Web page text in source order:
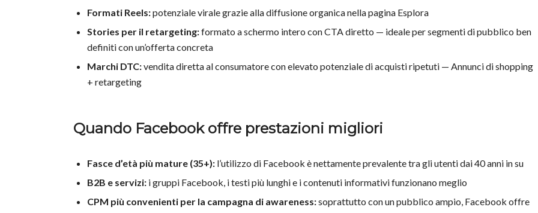
Formati Reels:potenziale virale grazie alla diffusione organica nella pagina Esplora
Stories per il retargeting:formato a schermo intero con CTA diretto — ideale per segmenti di pubblico ben
definiti con un’offerta concreta
Marchi DTC:vendita diretta al consumatore con elevato potenziale di acquisti ripetuti — Annunci di shopping
+ retargeting
Quando Facebook offre prestazioni migliori
Fasce d’età più mature (35+): l’utilizzo di Facebook è nettamente prevalente tra gli utenti dai 40 anni in su
B2B e servizi: i gruppi Facebook, i testi più lunghi e i contenuti informativi funzionano meglio
CPM più convenienti per la campagna di awareness:soprattutto con un pubblico ampio, Facebook offre